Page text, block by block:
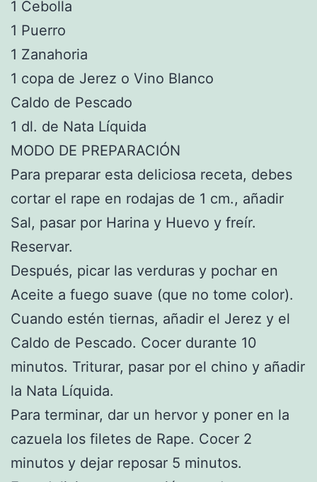
1 Cebolla
1 Puerro
1 Zanahoria
1 copa de Jerez o Vino Blanco
Caldo de Pescado
1 dl. de Nata Líquida
MODO DE PREPARACIÓN
Para preparar esta deliciosa receta, debes
cortar el rape en rodajas de 1 cm., añadir
Sal, pasar por Harina y Huevo y freír.
Reservar.
Después, picar las verduras y pochar en
Aceite a fuego suave (que no tome color).
Cuando estén tiernas, añadir el Jerez y el
Caldo de Pescado. Cocer durante 10
minutos. Triturar, pasar por el chino y añadir
la Nata Líquida.
Para terminar, dar un hervor y poner en la
cazuela los filetes de Rape. Cocer 2
minutos y dejar reposar 5 minutos.